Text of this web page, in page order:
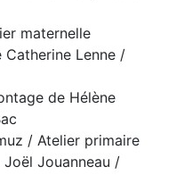
maternelle
Catherine Lenne /
de Hélène
/ Atelier primaire
Joël Jouanneau /